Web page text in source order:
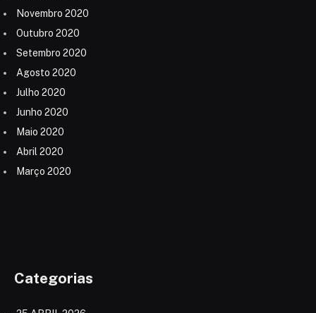
Novembro 2020
Outubro 2020
Setembro 2020
Agosto 2020
Julho 2020
Junho 2020
Maio 2020
Abril 2020
Março 2020
Categorias